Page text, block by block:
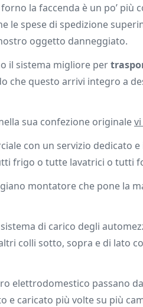
la faccenda è un po’ più
spese di spedizione
oggetto danneggiato.
il sistema migliore per
che questo arrivi integro a
sua confezione originale
con un servizio dedicato e
frigo o tutte lavatrici o tutti
montatore che pone la
di carico degli
colli sotto, sopra e di lato
elettrodomestico passano
e caricato più volte su più